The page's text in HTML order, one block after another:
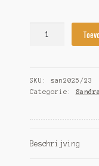
SKU: san2025/23
Categorie:
Beschrijving